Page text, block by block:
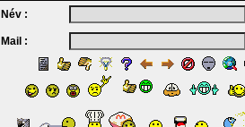
Név :
Mail :